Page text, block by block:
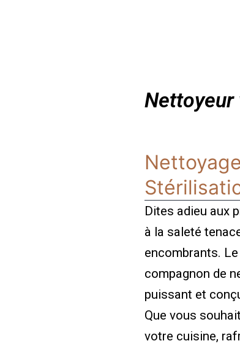
Nettoyeur
Dites adieu aux
à la saleté
encombrants.
compagnon de
puissant et
Que vous
votre cuisine,